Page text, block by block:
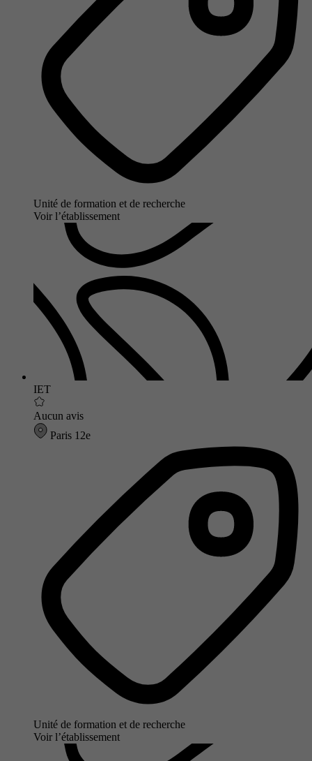
Unité de formation et de recherche
Voir l’établissement
IET
Aucun avis
Paris 12e
Unité de formation et de recherche
Voir l’établissement